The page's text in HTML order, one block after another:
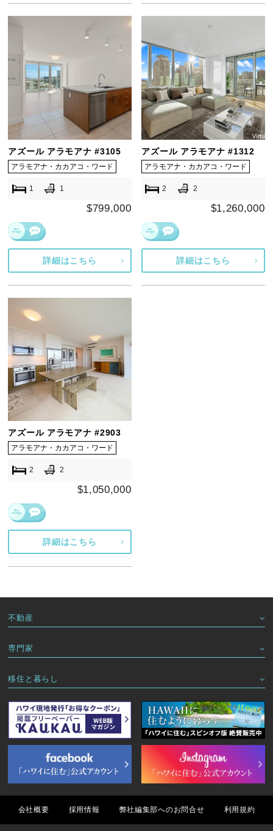
アズール アラモアナ #3105
アラモアナ・カカアコ・ワード
1 1
$799,000
詳細はこちら
アズール アラモアナ #1312
アラモアナ・カカアコ・ワード
2 2
$1,260,000
詳細はこちら
アズール アラモアナ #2903
アラモアナ・カカアコ・ワード
2 2
$1,050,000
詳細はこちら
不動産
専門家
移住と暮らし
会社概要 採用情報 弊社編集部へのお問合せ 利用規約